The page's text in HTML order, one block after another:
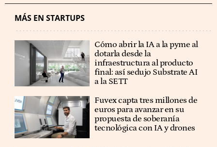
MÁS EN STARTUPS
Cómo abrir la IA a la pyme al
dotarla desde la
infraestructura al producto
final: así sedujo Substrate AI
a la SETT
Fuvex capta tres millones de
euros para avanzar en su
propuesta de soberanía
tecnológica con IA y drones